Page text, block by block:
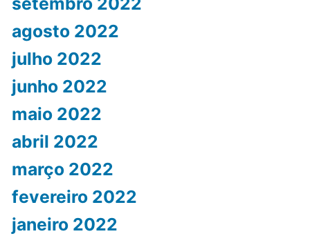
agosto 2022
julho 2022
junho 2022
maio 2022
abril 2022
março 2022
fevereiro 2022
janeiro 2022